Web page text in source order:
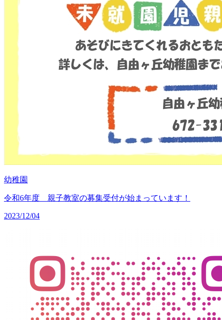
幼稚園
令和6年度 親子教室の募集受付が始まっています！
2023/12/04